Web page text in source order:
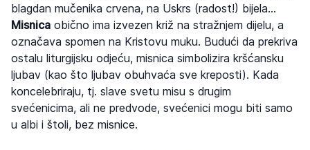
blagdan mučenika crvena, na Uskrs (radost!) bijela…
Misnica obično ima izvezen križ na stražnjem dijelu, a
označava spomen na Kristovu muku. Budući da prekriva
ostalu liturgijsku odjeću, misnica simbolizira kršćansku
ljubav (kao što ljubav obuhvaća sve kreposti). Kada
koncelebriraju, tj. slave svetu misu s drugim
svećenicima, ali ne predvode, svećenici mogu biti samo
u albi i štoli, bez misnice.